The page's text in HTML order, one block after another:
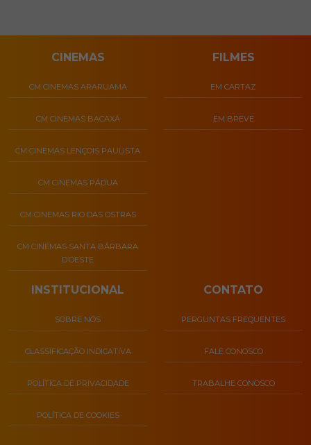
CINEMAS
CM CINEMAS ARARUAMA
CM CINEMAS BACAXÁ
CM CINEMAS LENÇOIS PAULISTA
CM CINEMAS PÁDUA
CM CINEMAS RIO DAS OSTRAS
CM CINEMAS SANTA BÁRBARA
D’OESTE
FILMES
EM CARTAZ
EM BREVE
INSTITUCIONAL
SOBRE NÓS
CLASSIFICAÇÃO INDICATIVA
POLÍTICA DE PRIVACIDADE
POLÍTICA DE COOKIES
CONTATO
PERGUNTAS FREQUENTES
FALE CONOSCO
TRABALHE CONOSCO